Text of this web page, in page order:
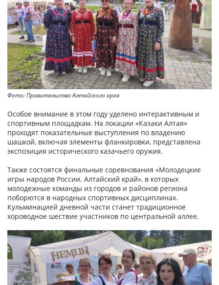
Фото: Правительство Алтайского края
Особое внимание в этом году уделено интерактивным и
спортивным площадкам. На локации «Казаки Алтая»
проходят показательные выступления по владению
шашкой, включая элементы фланкировки, представлена
экспозиция исторического казачьего оружия.
Также состоятся финальные соревнования «Молодецкие
игры народов России. Алтайский край», в которых
молодежные команды из городов и районов региона
поборются в народных спортивных дисциплинах.
Кульминацией дневной части станет традиционное
хороводное шествие участников по центральной аллее.